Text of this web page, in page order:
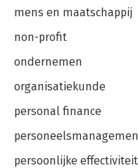
mens en maatschappij
non-profit
ondernemen
organisatiekunde
personal finance
persoonlijke effectiviteit